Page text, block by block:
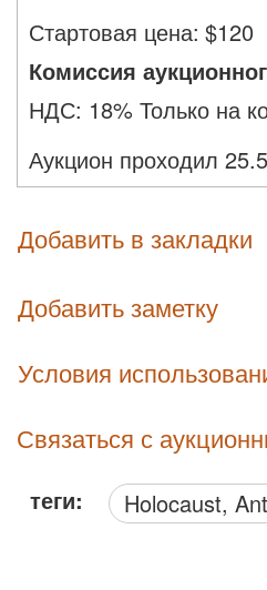
Стартовая цена: $120
Комиссия
НДС: 18% Только на
Аукцион проходил
Добавить в закладки
Добавить заметку
Условия
Связаться с
теги: Holocaust,